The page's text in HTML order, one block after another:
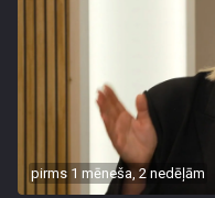
pirms 1 mēneša, 2 nedēļām